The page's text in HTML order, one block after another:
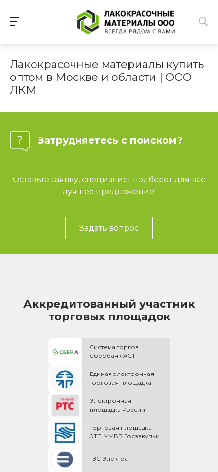
Лакокрасочные материалы купить
оптом в Москве и области | ООО
ЛКМ
Затрудняетесь с поиском?
Оставьте заявку, специалист подберет для вас
лучшее предложение!
Задать вопрос
Аккредитованный участник
торговых площадок
Система торгов
Сбербанк АСТ
Единая электронная
торговая площадка
Электронная
площадка России
Торговая площадка
ЭТП ММВБ Госзакупки
ТЗС Электра